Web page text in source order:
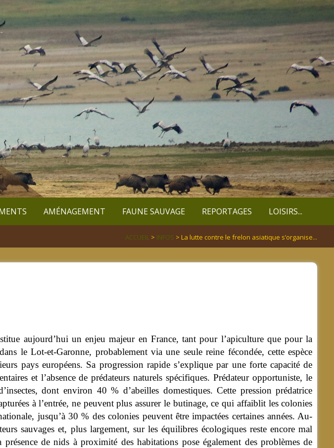
AMÉNAGEMENT FAUNE SAUVAGE REPORTAGES LOISIRS...
ACCUEIL > INFOS > La lutte contre le frelon asiatique s’organise...
aujourd’hui un enjeu majeur en France, tant pour l’apiculture que pour la
le Lot-et-Garonne, probablement via une seule reine fécondée, cette espèce
pays européens. Sa progression rapide s’explique par une forte capacité de
et l’absence de prédateurs naturels spécifiques.Prédateur opportuniste, le
dont environ 40 % d’abeilles domestiques. Cette pression prédatrice
à l’entrée, ne peuvent plus assurer le butinage, ce qui affaiblit les colonies
jusqu’à 30 % des colonies peuvent être impactées certaines années. Au-
sauvages et, plus largement, sur les équilibres écologiques reste encore mal
de nids à proximité des habitations pose également des problèmes de